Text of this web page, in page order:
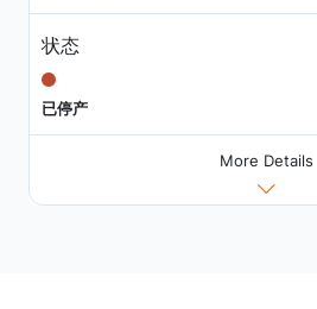
状态
已停产
More Details